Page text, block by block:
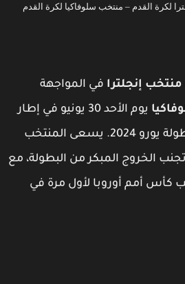
القدم – منتخب سلوفاكيا لكرة القدم
إنجلترافي المواجهة
يوم الأحد 30 يونيو في إطار
منافسات دور الـ 16 من بطولة يورو 2024. يسعى المنتخب
الخروج المبكر من البطولة، مع
أمم أوروبا لأول مرة في